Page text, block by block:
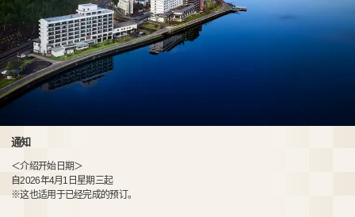
通知
＜介绍开始日期＞
自2026年4月1日星期三起
※这也适用于已经完成的预订。